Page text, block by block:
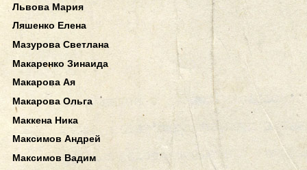
Львова Мария
Ляшенко Елена
Мазурова Светлана
Макаренко Зинаида
Макарова Ая
Макарова Ольга
Маккена Ника
Максимов Андрей
Максимов Вадим